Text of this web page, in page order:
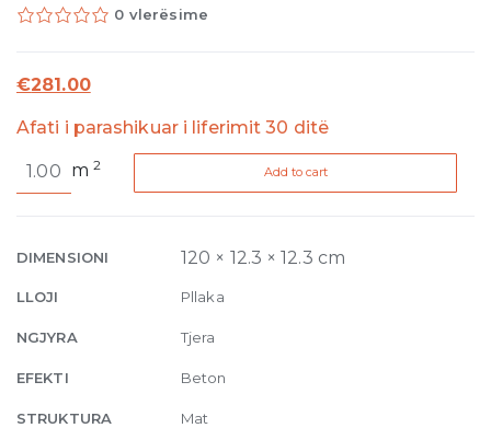
0 vlerësime
€281.00
Afati i parashikuar i liferimit 30 ditë
Bold
12.3
12.3
quantity
m2 Add to cart
DIMENSIONI 120 × 12.3 × 12.3 cm
LLOJI Pllaka
NGJYRA Tjera
EFEKTI Beton
STRUKTURA Mat